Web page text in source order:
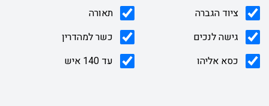
ציוד הגברה
תאורה
גישה לנכים
כשר למהדרין
כסא אליהו
עד 140 איש